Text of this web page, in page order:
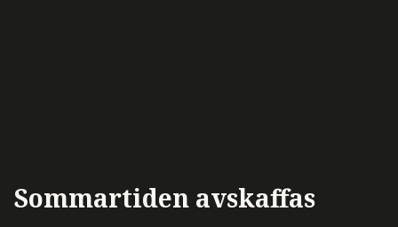
Sommartiden avskaffas